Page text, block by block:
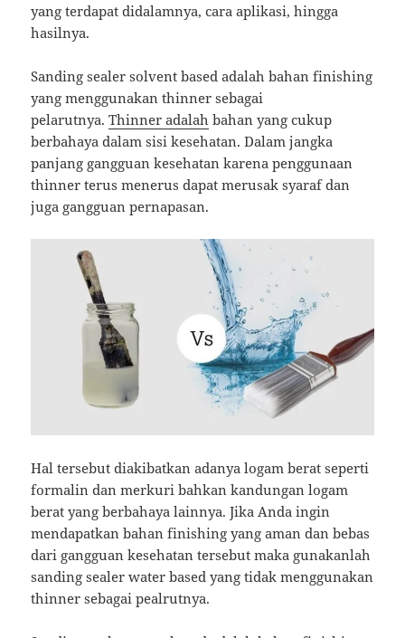
yang terdapat didalamnya, cara aplikasi, hingga
hasilnya.
Sanding sealer solvent based adalah bahan finishing
yang menggunakan thinner sebagai
pelarutnya.Thinner adalah bahan yang cukup
berbahaya dalam sisi kesehatan. Dalam jangka
panjang gangguan kesehatan karena penggunaan
thinner terus menerus dapat merusak syaraf dan
juga gangguan pernapasan.
Hal tersebut diakibatkan adanya logam berat seperti
formalin dan merkuri bahkan kandungan logam
berat yang berbahaya lainnya. Jika Anda ingin
mendapatkan bahan finishing yang aman dan bebas
dari gangguan kesehatan tersebut maka gunakanlah
sanding sealer water based yang tidak menggunakan
thinner sebagai pealrutnya.